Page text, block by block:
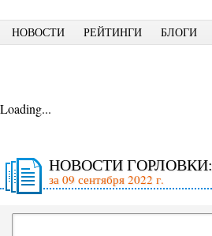
НОВОСТИ РЕЙТИНГИ БЛОГИ
Loading...
НОВОСТИ ГОРЛОВКИ:
за 09 сентября 2022 г.